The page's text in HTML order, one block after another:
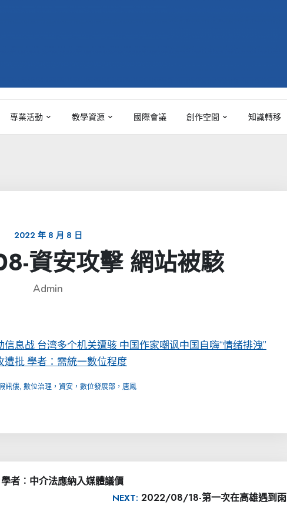
專業活動 教學資源 國際會議 創作空間 知識轉移
2022 年 8 月 8 日
資安攻擊 網站被駭
Admin
信息战 台湾多个机关遭骇 中国作家嘲讽中国自嗨“情绪排洩”
遭批 學者：需統一數位程度
訊僂, 數位治理，資安，數位發展部，唐鳳
︰中介法應納入媒體議價
NEXT: 2022/08/18-第一次在高雄遇到雨